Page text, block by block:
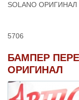
SOLANO ОРИГИНАЛ
5706
БАМПЕР
ОРИГИНАЛ